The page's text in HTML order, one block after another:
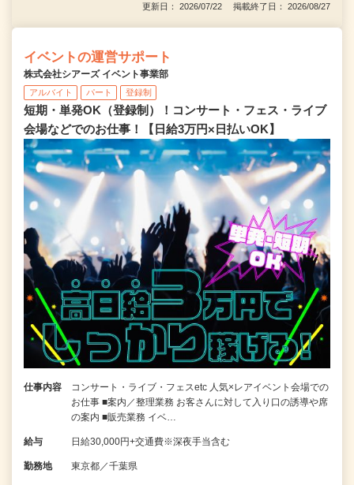
更新日： 2026/07/22 掲載終了日： 2026/08/27
イベントの運営サポート
株式会社シアーズ イベント事業部
アルバイト パート 登録制
短期・単発OK（登録制）！コンサート・フェス・ライブ
会場などでのお仕事！【日給3万円×日払いOK】
仕事内容
コンサート・ライブ・フェスetc 人気×レアイベント会場での
お仕事 ■案内／整理業務 お客さんに対して入り口の誘導や席
の案内 ■販売業務 イベ…
給与 日給30,000円+交通費※深夜手当含む
勤務地 東京都／千葉県